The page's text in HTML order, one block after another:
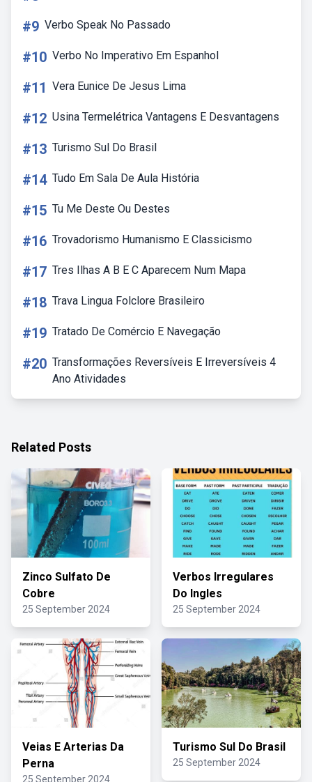
#9 Verbo Speak No Passado
#10 Verbo No Imperativo Em Espanhol
#11 Vera Eunice De Jesus Lima
#12 Usina Termelétrica Vantagens E Desvantagens
#13 Turismo Sul Do Brasil
#14 Tudo Em Sala De Aula História
#15 Tu Me Deste Ou Destes
#16 Trovadorismo Humanismo E Classicismo
#17 Tres Ilhas A B E C Aparecem Num Mapa
#18 Trava Lingua Folclore Brasileiro
#19 Tratado De Comércio E Navegação
#20 Transformações Reversíveis E Irreversíveis 4
Ano Atividades
Related Posts
Zinco Sulfato De
Cobre
25 September 2024
Verbos Irregulares
Do Ingles
25 September 2024
Veias E Arterias Da
Perna
25 September 2024
Turismo Sul Do Brasil
25 September 2024